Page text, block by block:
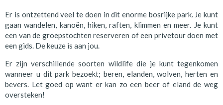
Er is ontzettend veel te doen in dit enorme bosrijke park. Je kunt
gaan wandelen, kanoën, hiken, raften, klimmen en meer. Je kunt
een van de groepstochten reserveren of een privetour doen met
een gids. De keuze is aan jou.
Er zijn verschillende soorten wildlife die je kunt tegenkomen
wanneer u dit park bezoekt; beren, elanden, wolven, herten en
bevers. Let goed op want er kan zo een beer of eland de weg
oversteken!